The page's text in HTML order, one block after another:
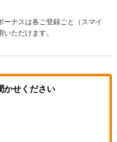
ナスは各ご登録ごと（スマイ
ただけます。
かせください